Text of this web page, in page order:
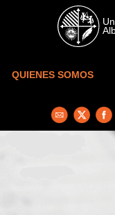
Skip to main content
QUIENES SOMOS